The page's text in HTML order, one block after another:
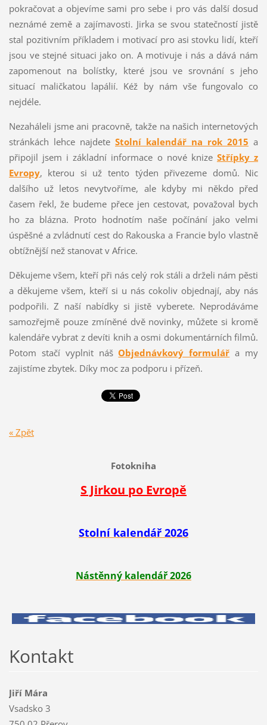
pokračovat a objevíme sami pro sebe i pro vás další dosud
neznámé země a zajímavosti. Jirka se svou statečností jistě
stal pozitivním příkladem i motivací pro asi stovku lidí, kteří
jsou ve stejné situaci jako on. A motivuje i nás a dává nám
zapomenout na bolístky, které jsou ve srovnání s jeho
situací maličkatou lapálií. Kéž by nám vše fungovalo co
nejdéle.
Nezaháleli jsme ani pracovně, takže na našich internetových
stránkách lehce najdete Stolní kalendář na rok 2015 a
připojil jsem i základní informace o nové knize Střípky z
Evropy, kterou si už tento týden přivezeme domů. Nic
dalšího už letos nevytvoříme, ale kdyby mi někdo před
časem řekl, že budeme přece jen cestovat, považoval bych
ho za blázna. Proto hodnotím naše počínání jako velmi
úspěšné a zvládnutí cest do Rakouska a Francie bylo vlastně
obtížnější než stanovat v Africe.
Děkujeme všem, kteří při nás celý rok stáli a drželi nám pěsti
a děkujeme všem, kteří si u nás cokoliv objednají, aby nás
podpořili. Z naší nabídky si jistě vyberete. Neprodáváme
samozřejmě pouze zmíněné dvě novinky, můžete si kromě
kalendáře vybrat z devíti knih a osmi dokumentárních filmů.
Potom stačí vyplnit nášObjednávkový formulář a my
zajistíme zbytek. Díky moc za podporu i přízeň.
« Zpět
Fotokniha
S Jirkou po Evropě
Stolní kalendář 2026
Nástěnný kalendář 2026
Kontakt
Jiří Mára
Vsadsko 3